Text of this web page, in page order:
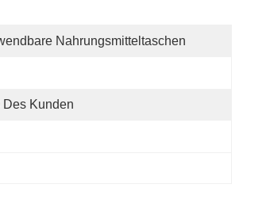
Nahrungsmitteltaschen
Des Kunden